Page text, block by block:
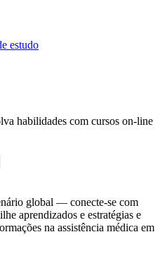
estudo
habilidades com cursos on-line
global — conecte-se com
aprendizados e estratégias e
na assistência médica em